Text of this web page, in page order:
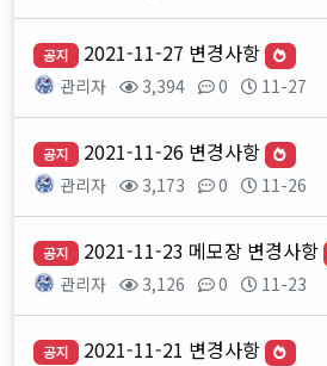
공지 2021-11-27 변경사항
관리자 3,394 0 11-27
공지 2021-11-26 변경사항
관리자 3,173 0 11-26
공지 2021-11-23 메모장 변경사항
관리자 3,126 0 11-23
공지 2021-11-21 변경사항